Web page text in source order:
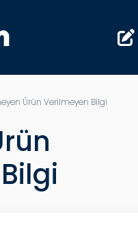
Ürün Verilmeyen Bilgi